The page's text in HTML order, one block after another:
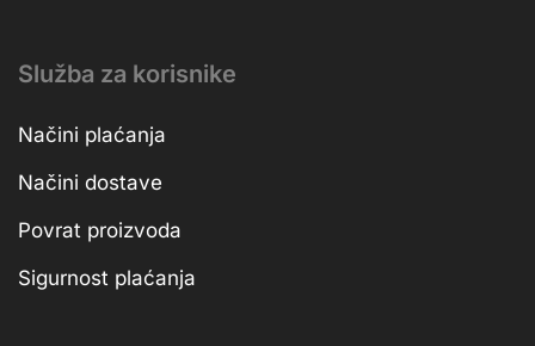
Služba za korisnike
Načini plaćanja
Načini dostave
Povrat proizvoda
Sigurnost plaćanja